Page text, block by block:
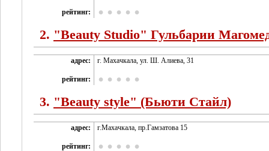
рейтинг:
2. "Beauty Studio" Гульбарии
адрес: г. Махачкала, ул. Ш. Алиева, 31
рейтинг:
3. "Beauty stylе" (Бьюти Стайл)
адрес: г.Махачкала, пр.Гамзатова 15
рейтинг: